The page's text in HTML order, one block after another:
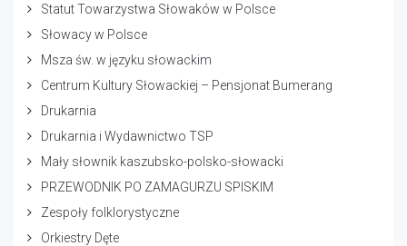
Statut Towarzystwa Słowaków w Polsce
Słowacy w Polsce
Msza św. w języku słowackim
Centrum Kultury Słowackiej – Pensjonat Bumerang
Drukarnia
Drukarnia i Wydawnictwo TSP
Mały słownik kaszubsko-polsko-słowacki
PRZEWODNIK PO ZAMAGURZU SPISKIM
Zespoły folklorystyczne
Orkiestry Dęte